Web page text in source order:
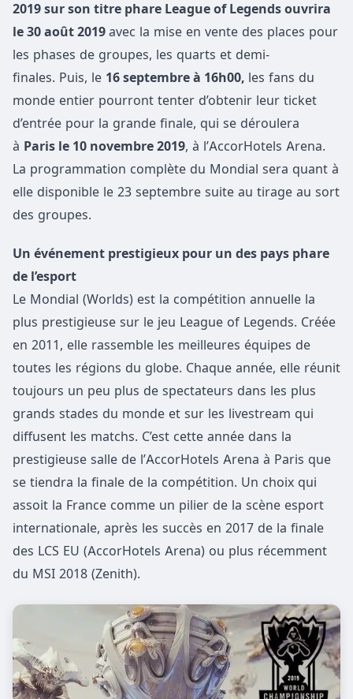
2019 sur son titre phare League of Legends ouvrira
le 30 août 2019 avec la mise en vente des places pour
les phases de groupes, les quarts et demi-
finales. Puis, le 16 septembre à 16h00, les fans du
monde entier pourront tenter d’obtenir leur ticket
d’entrée pour la grande finale, qui se déroulera
à Paris le 10 novembre 2019, à l’AccorHotels Arena.
La programmation complète du Mondial sera quant à
elle disponible le 23 septembre suite au tirage au sort
des groupes.
Un événement prestigieux pour un des pays phare
de l’esport
Le Mondial (Worlds) est la compétition annuelle la
plus prestigieuse sur le jeu League of Legends. Créée
en 2011, elle rassemble les meilleures équipes de
toutes les régions du globe. Chaque année, elle réunit
toujours un peu plus de spectateurs dans les plus
grands stades du monde et sur les livestream qui
diffusent les matchs. C’est cette année dans la
prestigieuse salle de l’AccorHotels Arena à Paris que
se tiendra la finale de la compétition. Un choix qui
assoit la France comme un pilier de la scène esport
internationale, après les succès en 2017 de la finale
des LCS EU (AccorHotels Arena) ou plus récemment
du MSI 2018 (Zenith).